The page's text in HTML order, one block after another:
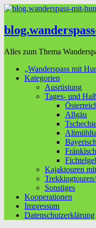
Alles zum Thema
„Wanderspass mit
Kategorien
Ausrüstung
Tages- und
Allgäu
Kajaktouren
Sonstiges
Kooperationen
Impressum
Datenschutzerklärung